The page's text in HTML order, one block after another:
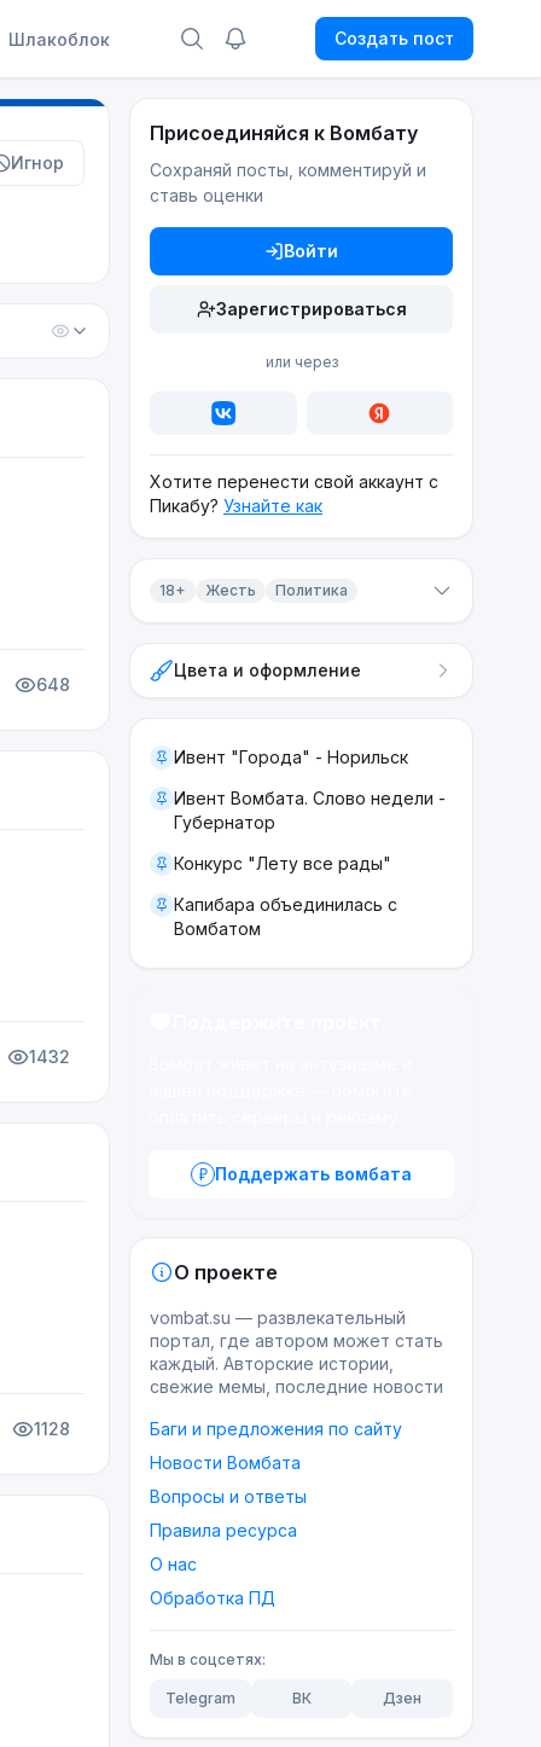
Шлакоблок Создать пост
Игнор
648
1432
1128
Присоединяйся к Вомбату
Сохраняй посты, комментируй и
ставь оценки
Войти
Зарегистрироваться
или через
Хотите перенести свой аккаунт с
Пикабу? Узнайте как
18+ Жесть Политика
ЖестьЦвета и оформление
Ивент "Города" - Норильск
Ивент Вомбата. Слово недели -
Губернатор
Конкурс "Лету все рады"
Капибара объединилась с
Вомбатом
Поддержать вомбата
О проекте
vombat.su — развлекательный
портал, где автором может стать
каждый. Авторские истории,
свежие мемы, последние новости
Баги и предложения по сайту
Новости Вомбата
Вопросы и ответы
Правила ресурса
О нас
Обработка ПД
Мы в соцсетях:
Telegram ВК Дзен